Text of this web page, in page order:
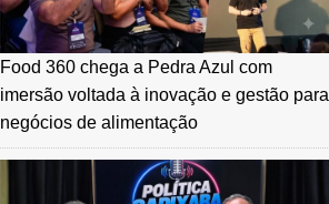
Food 360 chega a Pedra Azul com
imersão voltada à inovação e gestão para
negócios de alimentação